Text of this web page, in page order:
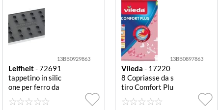
13BB0929863
Leifheit- 72691
tappetino in silic
one per ferro da
stiro grigio Siico
ne
13BB0897863
Vileda - 17220
8 Copriasse da s
tiro Comfort Plu
s 1300x450 mm
Assortito Comfo